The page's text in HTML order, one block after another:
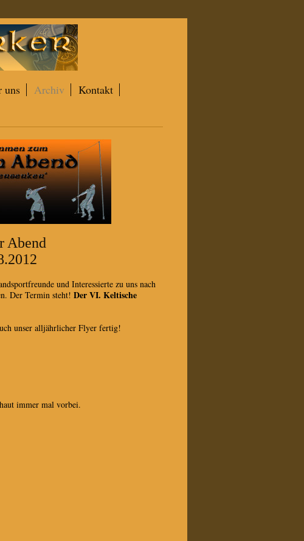
uns Archiv
Kontakt
Abend
und Interessierte zu uns nach
Der Termin steht! Der VI. Keltische
unser alljährlicher Flyer fertig!
immer mal vorbei.